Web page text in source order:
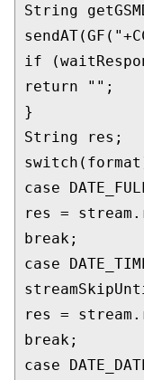
String
sendAT(GF (
if (
return
"" ;
}
switch ( format
case
res = stream .
break
case
res = stream .
break
case